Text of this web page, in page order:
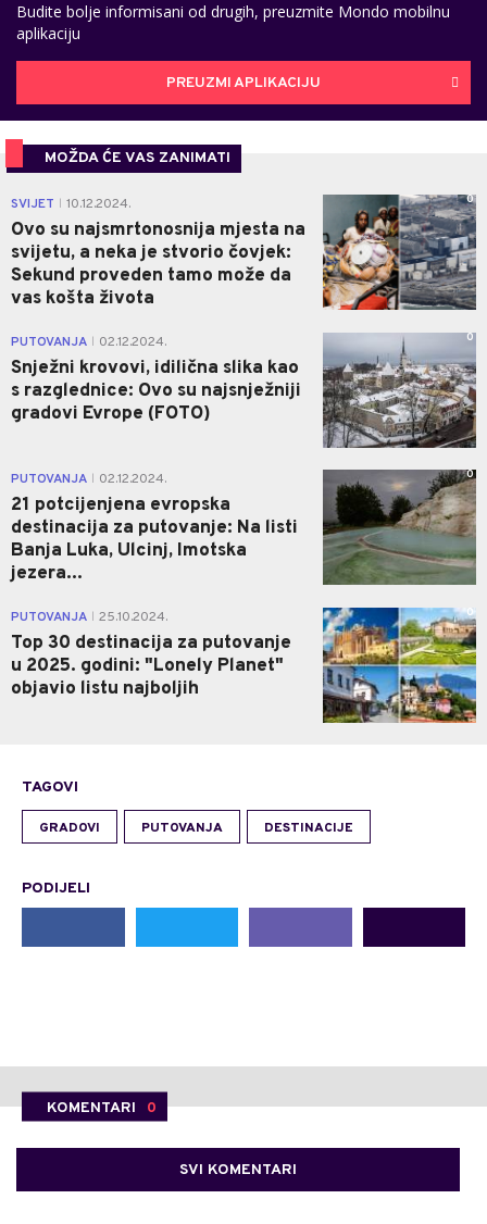
Budite bolje informisani od drugih, preuzmite Mondo mobilnu
aplikaciju
PREUZMI APLIKACIJU
MOŽDA ĆE VAS ZANIMATI
SVIJET 10.12.2024.
Ovo su najsmrtonosnija mjesta na
svijetu, a neka je stvorio čovjek:
Sekund proveden tamo može da
vas košta života
0
PUTOVANJA 02.12.2024.
Snježni krovovi, idilična slika kao
s razglednice: Ovo su najsnježniji
gradovi Evrope (FOTO)
0
PUTOVANJA 02.12.2024.
21 potcijenjena evropska
destinacija za putovanje: Na listi
Banja Luka, Ulcinj, Imotska
jezera...
0
PUTOVANJA 25.10.2024.
Top 30 destinacija za putovanje
u 2025. godini: "Lonely Planet"
objavio listu najboljih
0
TAGOVI
GRADOVI PUTOVANJA DESTINACIJE
PODIJELI
KOMENTARI 0
SVI KOMENTARI